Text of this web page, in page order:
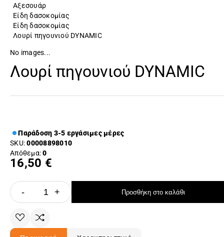
Αξεσουάρ
Είδη δασοκομίας
Είδη δασοκομίας
Λουρί πηγουνιού DYNAMIC
No images...
Λουρί πηγουνιού DYNAMIC
Παράδοση 3-5 εργάσιμες μέρες
SKU:00008898010
Απόθεμα:0
16,50 €
- + Προσθήκη στο καλάθι